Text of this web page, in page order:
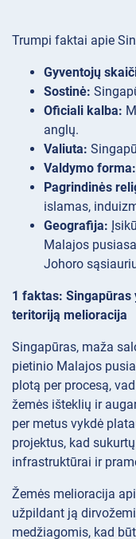
Trumpi faktai apie
Gyventojų
Sostinė:
Oficiali kalba:
anglų.
Valiuta:
Valdymo forma:
Pagrindinės
islamas,
Geografija:
Malajos
Johoro
1 faktas: Singapūras
teritoriją melioracija
Singapūras, maža
pietinio Malajos
plotą per procesą,
žemės išteklių ir
per metus vykdė
projektus, kad
infrastruktūrai ir
Žemės melioracija
užpildant ją
medžiagomis, kad